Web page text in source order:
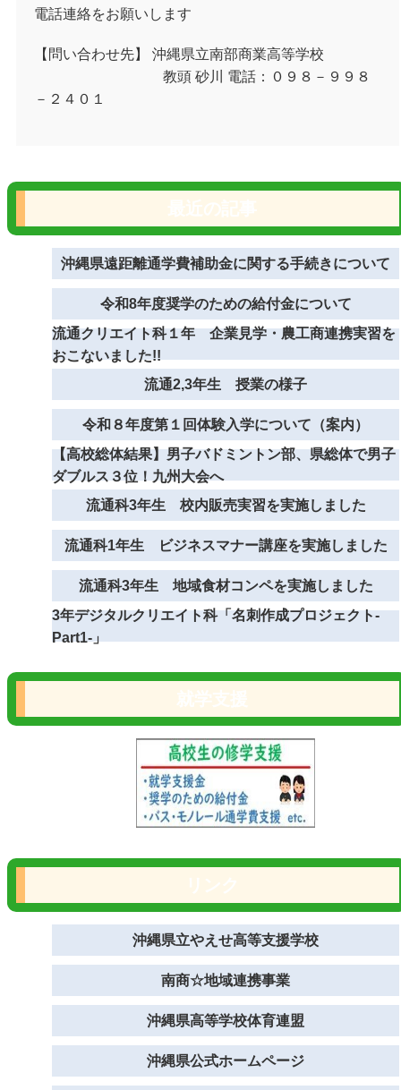
電話連絡をお願いします
【問い合わせ先】 沖縄県立南部商業高等学校
教頭 砂川 電話：０９８－９９８
－２４０１
沖縄県遠距離通学費補助金に関する手続きについて
令和8年度奨学のための給付金について
流通クリエイト科１年 企業見学・農工商連携実習を
おこないました!!
流通2,3年生 授業の様子
令和８年度第１回体験入学について（案内）
【高校総体結果】男子バドミントン部、県総体で男子
ダブルス３位！九州大会へ
流通科3年生 校内販売実習を実施しました
流通科1年生 ビジネスマナー講座を実施しました
流通科3年生 地域食材コンペを実施しました
3年デジタルクリエイト科「名刺作成プロジェクト-
Part1‐」
沖縄県立やえせ高等支援学校
南商☆地域連携事業
沖縄県高等学校体育連盟
沖縄県公式ホームページ